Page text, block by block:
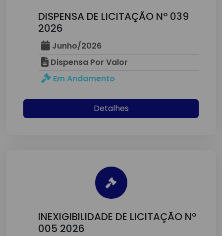
DISPENSA DE LICITAÇÃO Nº 039
2026
Junho/2026
Dispensa Por Valor
Em Andamento
Detalhes
INEXIGIBILIDADE DE LICITAÇÃO Nº
005 2026